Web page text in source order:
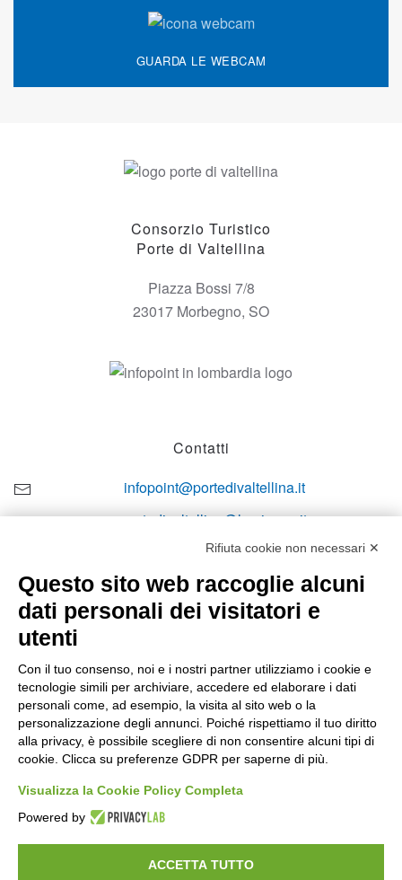
GUARDA LE WEBCAM
Consorzio Turistico
Porte di Valtellina
Piazza Bossi 7/8
23017 Morbegno, SO
Contatti
infopoint@portedivaltellina.it
portedivaltellina@lamiapec.it
+39 0342 601140
Lun-ven
08:00 – 12:10 / 14:00 – 18:10
Sabato
08:00 – 12:10
Rifiuta cookie non necessari ✕
Questo sito web raccoglie alcuni
dati personali dei visitatori e
utenti
Con il tuo consenso, noi e i nostri partner utilizziamo i cookie e
tecnologie simili per archiviare, accedere ed elaborare i dati
personali come, ad esempio, la visita al sito web o la
personalizzazione degli annunci. Poiché rispettiamo il tuo diritto
alla privacy, è possibile scegliere di non consentire alcuni tipi di
cookie. Clicca su preferenze GDPR per saperne di più.
Visualizza la Cookie Policy Completa
Powered by
ACCETTA TUTTO